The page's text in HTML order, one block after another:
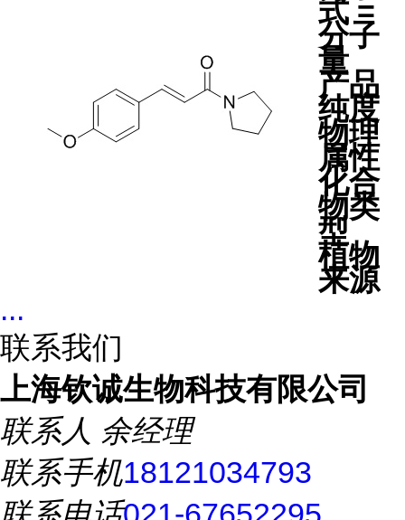
式 =
分子
量
产品
纯度
物理
属性
化合
物类
型
植物
来源
...
联系我们
上海钦诚生物科技有限公司
联系人 余经理
联系手机18121034793